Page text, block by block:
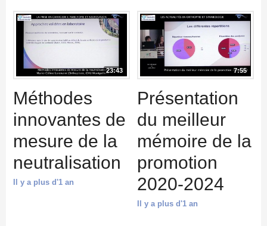
23:43
Méthodes
innovantes de
mesure de la
neutralisation
Il y a plus d'1 an
7:55
Présentation
du meilleur
mémoire de la
promotion
2020-2024
Il y a plus d'1 an